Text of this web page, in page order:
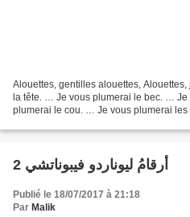
Alouettes, gentilles alouettes,
la tête. … Je vous plumerai le bec. …
plumerai le cou. … Je vous plumerai
أرقامُ ليوناردو فيبوناتشي 2
Publié le 18/07/2017 à 21:18
Par Malik